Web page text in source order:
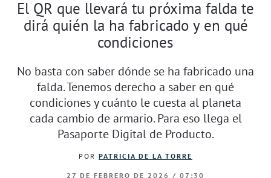
El QR que llevará tu próxima falda te
dirá quién la ha fabricado y en qué
condiciones
No basta con saber dónde se ha fabricado una
falda. Tenemos derecho a saber en qué
condiciones y cuánto le cuesta al planeta
cada cambio de armario. Para eso llega el
Pasaporte Digital de Producto.
POR PATRICIA DE LA TORRE
27 DE FEBRERO DE 2026 / 07:30